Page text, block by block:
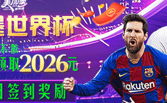
区)-Official website